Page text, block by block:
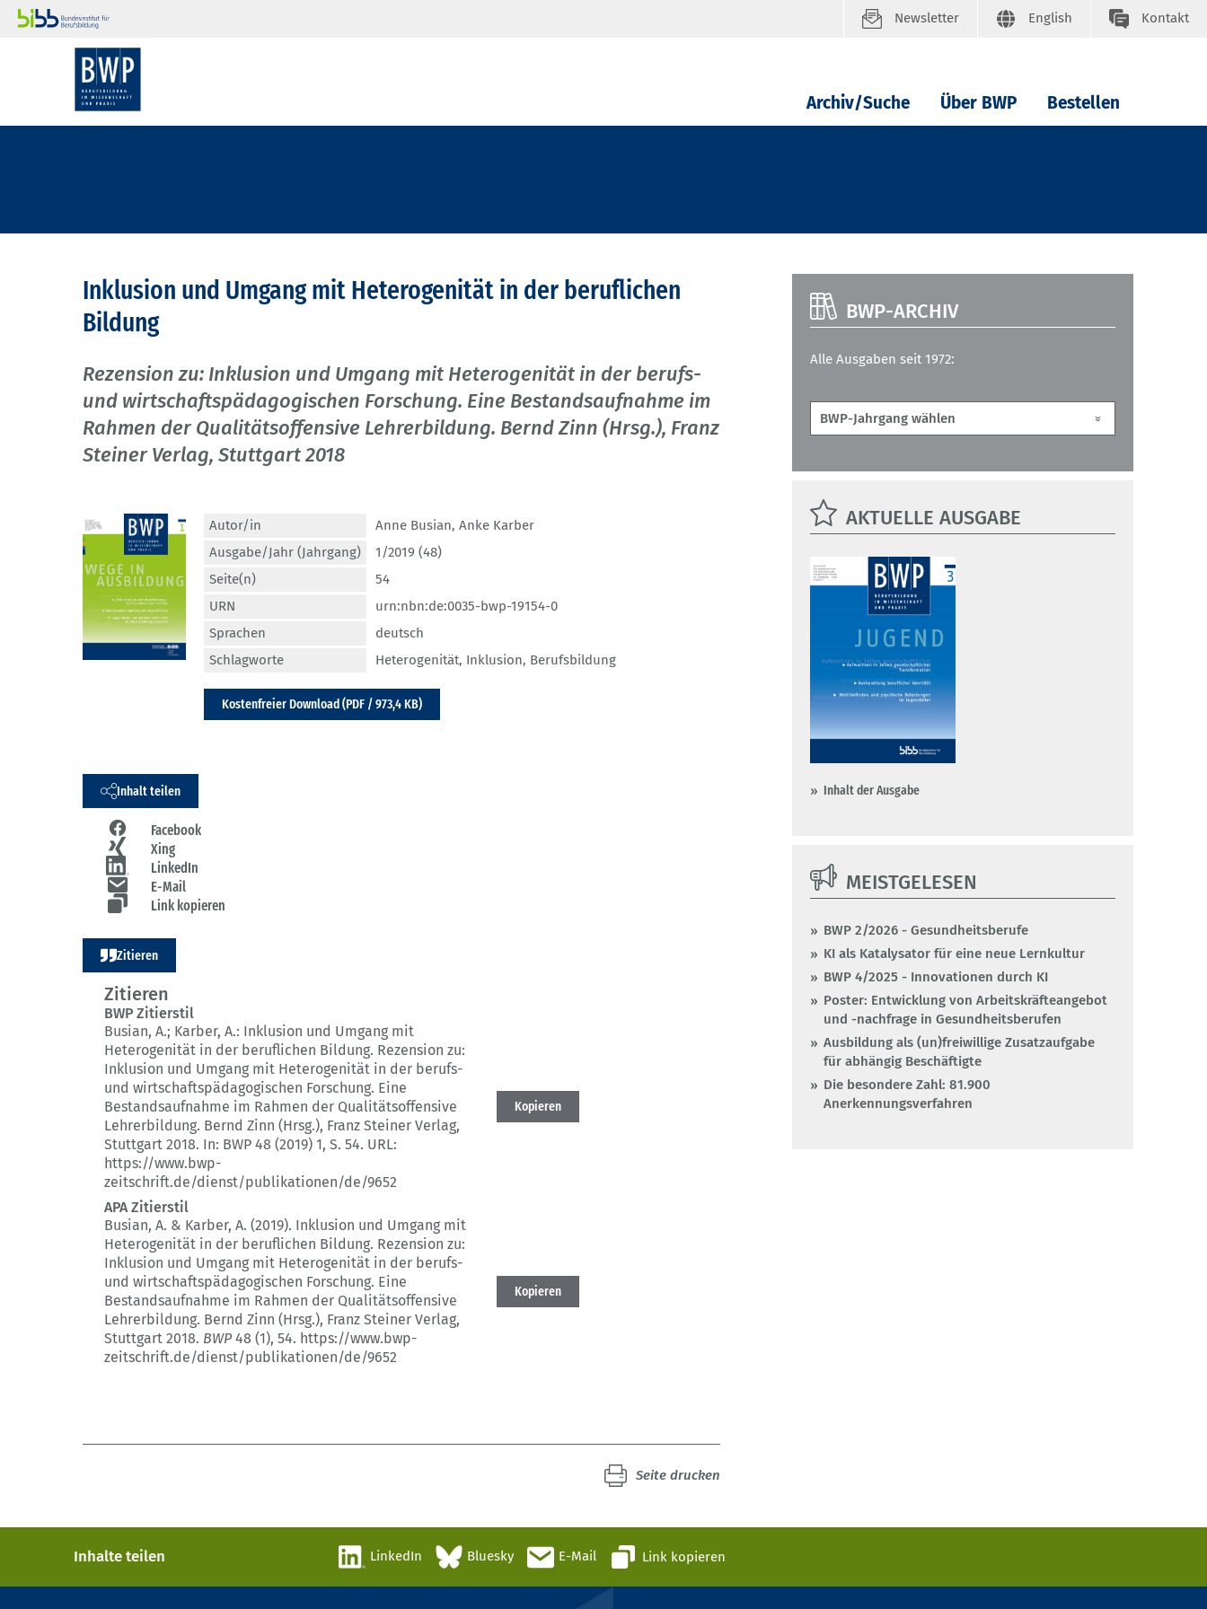
Newsletter English Kontakt
Archiv/Suche Über BWP Bestellen
Inklusion und Umgang mit Heterogenität in der beruflichen
Bildung
Rezension zu: Inklusion und Umgang mit Heterogenität in der berufs-
und wirtschaftspädagogischen Forschung. Eine Bestandsaufnahme im
Rahmen der Qualitätsoffensive Lehrerbildung. Bernd Zinn (Hrsg.), Franz
Steiner Verlag, Stuttgart 2018
Autor/in Anne Busian, Anke Karber
Ausgabe/Jahr (Jahrgang)
1/2019 (48)
Seite(n)
54
URN
urn:nbn:de:0035-bwp-19154-0
Sprachen
deutsch
Schlagworte
Heterogenität, Inklusion, Berufsbildung
Kostenfreier Download (PDF / 973,4 KB)
Inhalt teilen
Facebook
Xing
LinkedIn
E-Mail
Link kopieren
Zitieren
Zitieren
BWP Zitierstil
Busian, A.; Karber, A.: Inklusion und Umgang mit
Heterogenität in der beruflichen Bildung. Rezension zu:
Inklusion und Umgang mit Heterogenität in der berufs-
und wirtschaftspädagogischen Forschung. Eine
Bestandsaufnahme im Rahmen der Qualitätsoffensive
Lehrerbildung. Bernd Zinn (Hrsg.), Franz Steiner Verlag,
Stuttgart 2018. In: BWP 48 (2019) 1, S. 54. URL:
https://www.bwp-
zeitschrift.de/dienst/publikationen/de/9652
Kopieren
APA Zitierstil
Busian, A. & Karber, A. (2019). Inklusion und Umgang mit
Heterogenität in der beruflichen Bildung. Rezension zu:
Inklusion und Umgang mit Heterogenität in der berufs-
und wirtschaftspädagogischen Forschung. Eine
Bestandsaufnahme im Rahmen der Qualitätsoffensive
Lehrerbildung. Bernd Zinn (Hrsg.), Franz Steiner Verlag,
Stuttgart 2018. BWP48 (1), 54. https://www.bwp-
zeitschrift.de/dienst/publikationen/de/9652
Kopieren
Seite drucken
BWP-ARCHIV
Alle Ausgaben seit 1972:
AKTUELLE AUSGABE
Inhalt der Ausgabe
MEISTGELESEN
BWP 2/2026 - Gesundheitsberufe
KI als Katalysator für eine neue Lernkultur
BWP 4/2025 - Innovationen durch KI
Poster: Entwicklung von Arbeitskräfteangebot
und -nachfrage in Gesundheitsberufen
Ausbildung als (un)freiwillige Zusatzaufgabe
für abhängig Beschäftigte
Die besondere Zahl: 81.900
Anerkennungsverfahren
Inhalte teilen LinkedIn Bluesky E-Mail Link kopieren